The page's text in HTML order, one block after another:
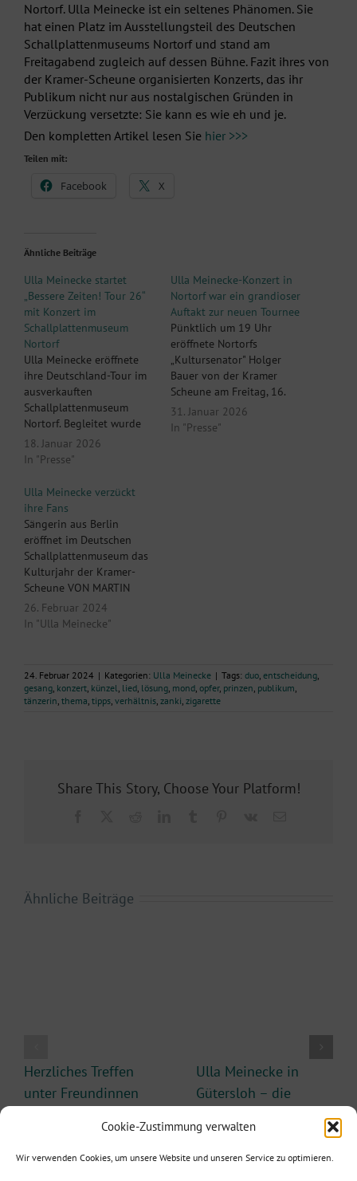
Cookie-Zustimmung verwalten
Wir verwenden Cookies, um unsere Website und unseren Service zu optimieren.
Nortorf. Ulla Meinecke ist ein seltenes Phänomen. Sie
hat einen Platz im Ausstellungsteil des Deutschen
Schallplattenmuseums Nortorf und stand am
Freitagabend zugleich auf dessen Bühne. Fazit ihres von
der Kramer-Scheune organisierten Konzerts, das ihr
Publikum nicht nur aus nostalgischen Gründen in
Verzückung versetzte: Sie kann es wie eh und je.
Den kompletten Artikel lesen Sie hier >>>
Teilen mit:
Facebook X
Ähnliche Beiträge
Ulla Meinecke startet
„Bessere Zeiten! Tour 26“
mit Konzert im
Schallplattenmuseum
Nortorf
Ulla Meinecke eröffnete
ihre Deutschland-Tour im
ausverkauften
Schallplattenmuseum
Nortorf. Begleitet wurde
sie von Reinmar Henschke.
Beide wurden gefeiert –
meisten gewünschten
Song ganz zum Schluss.
Gibt es einen würdigeren
Ort als das Deutsche
Schallplattenmuseum in
Nortorf, um seine
Deutschland-Tournee zu
stellte sich Ulla…
18. Januar 2026
In "Presse"
Ulla Meinecke-Konzert in
Nortorf war ein grandioser
Auftakt zur neuen Tournee
Pünktlich um 19 Uhr
eröffnete Nortorfs
„Kultursenator" Holger
Bauer von der Kramer
Scheune am Freitag, 16.
Januar, seine diesjährige
Konzertreihe im
31. Januar 2026
In "Presse"
Ulla Meinecke verzückt
ihre Fans
Sängerin aus Berlin
eröffnet im Deutschen
Schallplattenmuseum das
Kulturjahr der Kramer-
Scheune VON MARTIN
GEIST NORTORF. Ulla
Meinecke ist ein seltenes
Schallplattenmuseums
Nortorf und stand am
26. Februar 2024
In "Ulla Meinecke"
24. Februar 2024 | Kategorien: Ulla Meinecke | Tags: duo, entscheidung,
gesang, konzert, künzel, lied, lösung, mond, opfer, prinzen, publikum,
tänzerin, thema, tipps, verhältnis, zanki, zigarette
Share This Story, Choose Your Platform!
Ähnliche Beiträge
Herzliches Treffen
unter Freundinnen
Ulla Meinecke in
Gütersloh – die
Bord
10. März 2026